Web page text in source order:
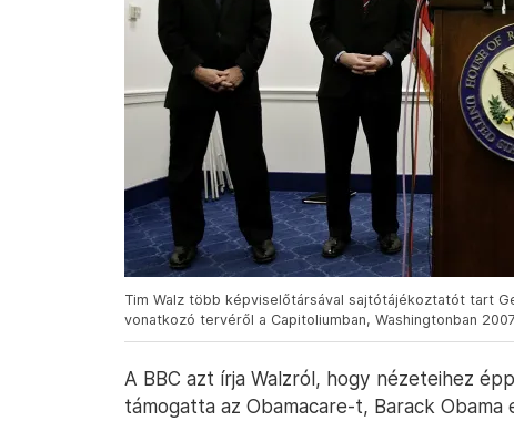
Tim Walz több képviselőtársával sajtótájékoztatót tart
vonatkozó tervéről a Capitoliumban, Washingtonban
A BBC azt írja Walzról, hogy nézeteihez
támogatta az Obamacare-t, Barack